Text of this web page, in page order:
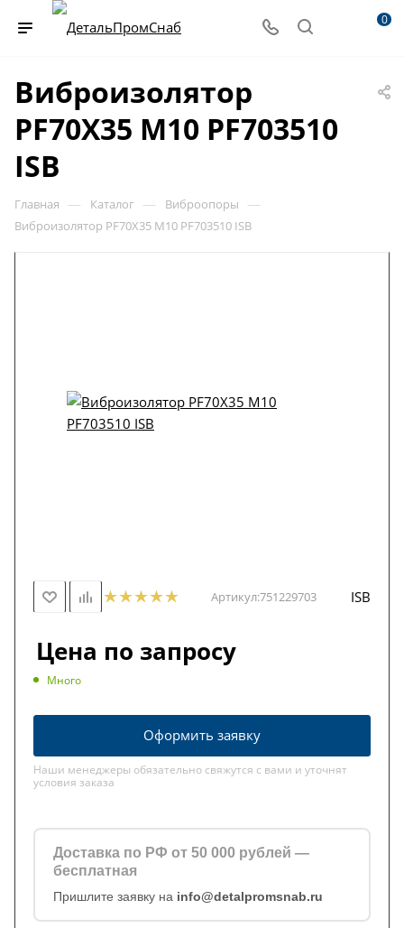
0
Виброизолятор
PF70X35 M10 PF703510
ISB
Главная — Каталог — Виброопоры —
Виброизолятор PF70X35 M10 PF703510 ISB
Артикул:751229703 ISB
Цена по запросу
Много
Оформить заявку
Наши менеджеры обязательно свяжутся с вами и уточнят
условия заказа
Доставка по РФ от 50 000 рублей —
бесплатная
Пришлите заявку на info@detalpromsnab.ru